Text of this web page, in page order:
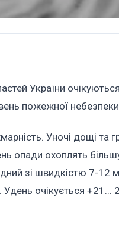
України
пожежної
Уночі дощі та
опади охоплять
зі швидкістю 7-
очікується +21...